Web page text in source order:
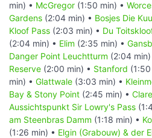
min) • McGregor (1:50 min) •
Gardens (2:04 min) • Bosjes Die
Kloof Pass (2:03 min) • Du
(2:04 min) • Elim (2:35 min) •
Danger Point Leuchtturm (2:04 min)
Reserve (2:00 min) • Stanford
min) • Glattwale (3:03 min) •
Bay & Stony Point (2:45 min) •
Aussichtspunkt Sir Lowry's Pass
am Steenbras Damm (1:18 min) •
(1:26 min) • Elgin (Grabouw) & der